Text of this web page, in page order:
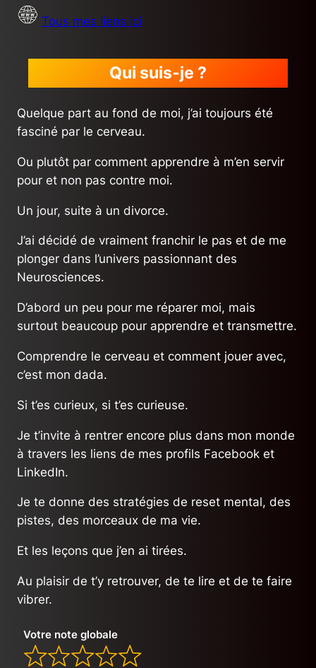
Tous mes liens ici
Qui suis-je ?
Quelque part au fond de moi, j’ai toujours été
fasciné par le cerveau.
Ou plutôt par comment apprendre à m’en servir
pour et non pas contre moi.
Un jour, suite à un divorce.
J’ai décidé de vraiment franchir le pas et de me
plonger dans l’univers passionnant des
Neurosciences.
D’abord un peu pour me réparer moi, mais
surtout beaucoup pour apprendre et transmettre.
Comprendre le cerveau et comment jouer avec,
c’est mon dada.
Si t’es curieux, si t’es curieuse.
Je t’invite à rentrer encore plus dans mon monde
à travers les liens de mes profils Facebook et
LinkedIn.
Je te donne des stratégies de reset mental, des
pistes, des morceaux de ma vie.
Et les leçons que j’en ai tirées.
Au plaisir de t’y retrouver, de te lire et de te faire
vibrer.
Votre note globale